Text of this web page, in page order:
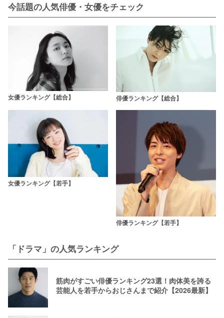
今話題の人気俳優・女優をチェック
女優ランキング【総合】 俳優ランキング【総合】
女優ランキング【若手】
俳優ランキング【若手】
「ドラマ」の人気ランキング
筋肉がすごい俳優ランキング23選！肉体美を誇る
芸能人を若手からおじさんまで紹介【2026最新】